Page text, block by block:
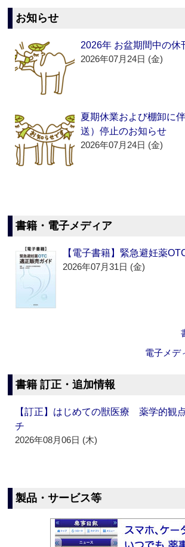
お知らせ
2026年 お盆期間中の休
2026年07月24日 (金)
夏期休業および棚卸に
送）停止のお知らせ
2026年07月24日 (金)
書籍・電子メディア
【電子書籍】緊急避妊薬
2026年07月31日 (金)
電子メデ
書籍 訂正・追加情報
【訂正】はじめての獣医療 薬学的観
チ
2026年08月06日 (木)
製品・サービス等